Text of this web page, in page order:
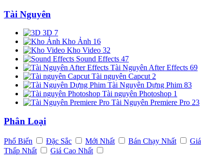
Tài Nguyên
3D 7
Kho Ảnh 16
Kho Video 32
Sound Effects 47
Tài Nguyên After Effects 69
Tài nguyên Capcut 2
Tài Nguyên Dựng Phim 83
Tài nguyên Photoshop 1
Tài Nguyên Premiere Pro 23
Phân Loại
Phổ Biến Đặc Sắc Mới Nhất Bán Chạy Nhất
Giá
Thấp Nhất
Giá Cao Nhất